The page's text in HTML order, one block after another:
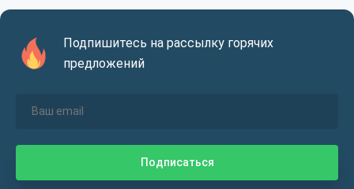
Подпишитесь на рассылку горячих
предложений